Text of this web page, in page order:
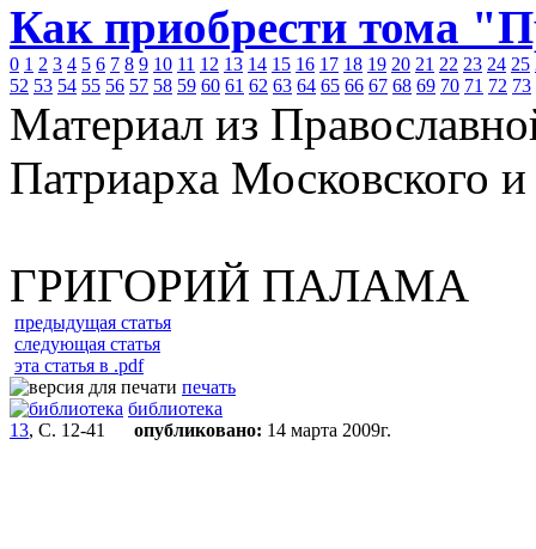
Как приобрести тома
0 1 2 3 4 5 6 7 8 9 10 11 12 13 14 15 16 17 18 19 20 21 22 23 24 25
52 53 54 55 56 57 58 59 60 61 62 63 64 65 66 67 68 69 70 71 72 73
Материал из
Патриарха Московского
ГРИГОРИЙ ПАЛАМА
предыдущая статья
следующая статья
эта статья в .pdf
печать
библиотека
13, С. 12-41 опубликовано: 14 марта 2009г.